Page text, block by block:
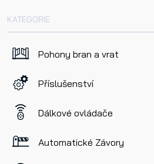
KATEGORIE
Pohony bran a vrat
Příslušenství
Dálkové ovládače
Automatické Závory